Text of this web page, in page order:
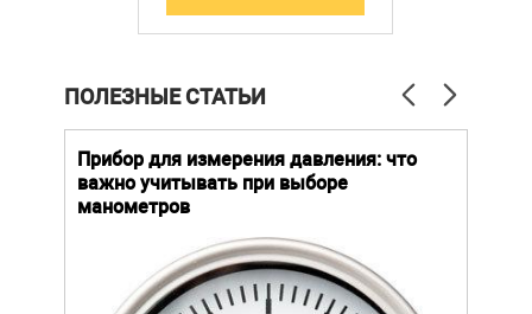
ПОЛЕЗНЫЕ СТАТЬИ
Прибор для измерения давления: что
важно учитывать при выборе
манометров